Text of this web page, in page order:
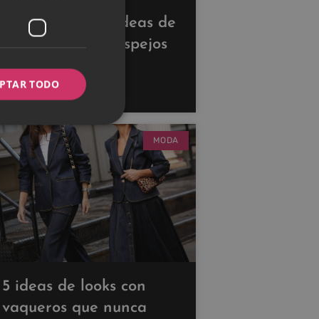
Descubre estas ideas de
decoración con espejos
para ampliar tus
espacios
MODA
5 ideas de looks con
vaqueros que nunca
TODO